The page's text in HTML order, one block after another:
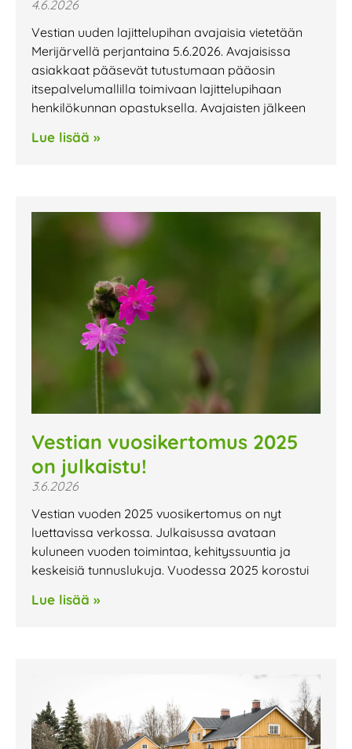
4.6.2026
Vestian uuden lajittelupihan avajaisia vietetään
Merijärvellä perjantaina 5.6.2026. Avajaisissa
asiakkaat pääsevät tutustumaan pääosin
itsepalvelumallilla toimivaan lajittelupihaan
henkilökunnan opastuksella. Avajaisten jälkeen
Lue lisää »
Vestian vuosikertomus 2025
on julkaistu!
3.6.2026
Vestian vuoden 2025 vuosikertomus on nyt
luettavissa verkossa. Julkaisussa avataan
kuluneen vuoden toimintaa, kehityssuuntia ja
keskeisiä tunnuslukuja. Vuodessa 2025 korostui
Lue lisää »